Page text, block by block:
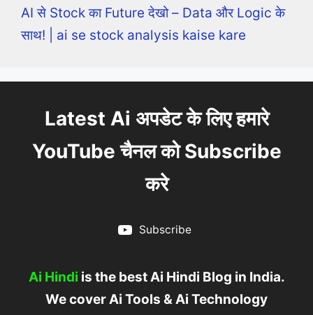
AI से Stock का Future देखो – Data और Logic के
साथ! | ai se stock analysis kaise kare
Latest Ai अपडेट के लिए हमारे
YouTube चैनल को Subscribe
करे
Subscribe
Ai Hindi is the best Ai Hindi Blog in India.
We cover Ai Tools & Ai Technology